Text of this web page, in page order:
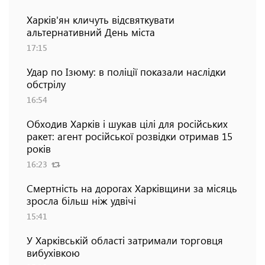
Харків'ян кличуть відсвяткувати
альтернативний День міста
17:15
Удар по Ізюму: в поліції показали наслідки
обстрілу
16:54
Обходив Харків і шукав цілі для російських
ракет: агент російської розвідки отримав 15
років
16:23
Смертність на дорогах Харківщини за місяць
зросла більш ніж удвічі
15:41
У Харківській області затримали торговця
вибухівкою